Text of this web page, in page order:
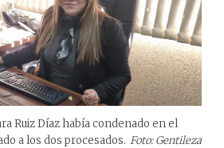
Ruiz Díaz había condenado en el
a los dos procesados. Foto: Gentileza